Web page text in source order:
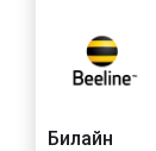
Билайн